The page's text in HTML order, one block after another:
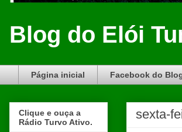
Blog do Elói
Página inicial Facebook do
sexta-
Clique e ouça a
Rádio Turvo Ativo.